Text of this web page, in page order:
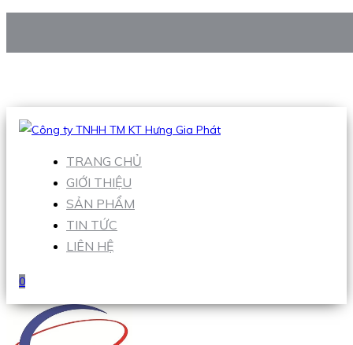
Hotline:0938 906 663
TRANG CHỦ
GIỚI THIỆU
SẢN PHẨM
TIN TỨC
LIÊN HỆ
0